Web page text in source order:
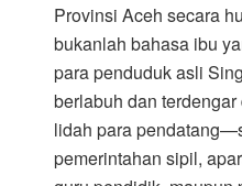
Provinsi Aceh secara
bukanlah bahasa ibu
para penduduk asli
berlabuh dan
lidah para
pemerintahan sipil,